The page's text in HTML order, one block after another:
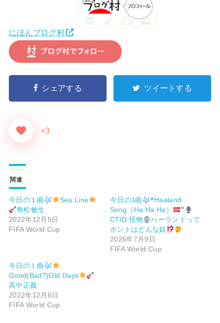
にほんブログ村
シェアする ツイートする
+3
関連
今日の１曲
Sea Line
角松敏生
2022年12月5日
FIFA World Cup
今日の1曲
❝Haaland
Song（Ha Ha Ha）
❞
CTID 怪物
ハーランドって
ホントはどんな奴
2026年7月9日
FIFA World Cup
今日の１曲
Good(Bad?)Old Days
高中正義
2022年12月6日
FIFA World Cup